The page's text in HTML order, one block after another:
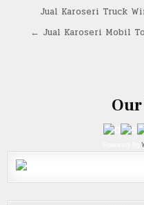
Post
navigation
Jual Karoseri Truck
← Jual Karoseri Mobil